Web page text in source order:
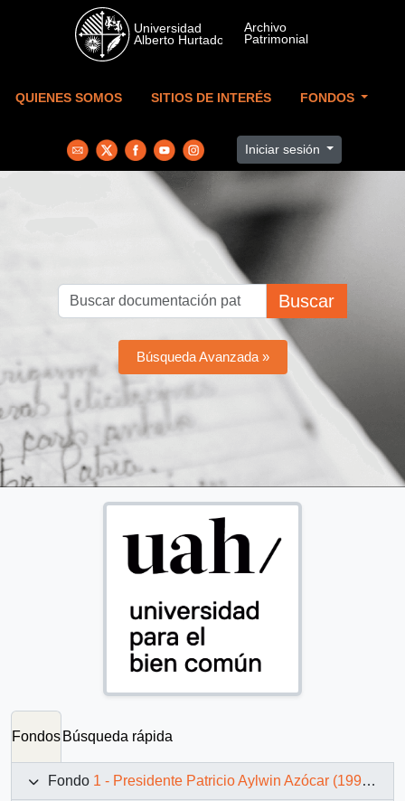
Skip to main content
QUIENES SOMOS SITIOS DE INTERÉS FONDOS
Iniciar sesión
Buscar
Búsqueda Avanzada »
Fondos Búsqueda rápida
Fondo 1 - Presidente Patricio Aylwin Azócar (1990-1994)